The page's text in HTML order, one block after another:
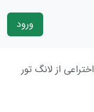
ورود
اختراعی از لانگ تور